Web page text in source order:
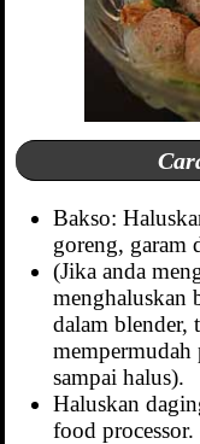
Bakso:
goreng, garam
(Jika anda
menghaluskan
dalam blender,
mempermudah
sampai halus).
Haluskan
food